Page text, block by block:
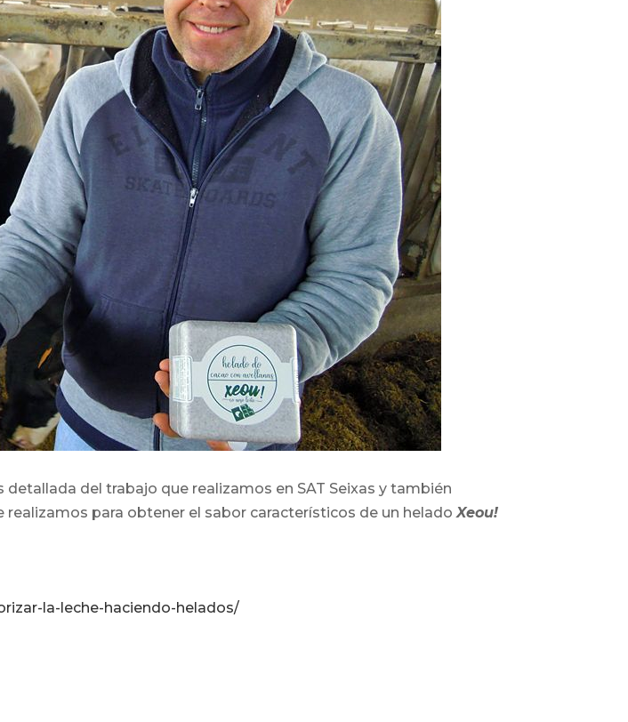
del trabajo que realizamos en SAT Seixas y también
para obtener el sabor característicos de un heladoXeou!
la-leche-haciendo-helados/